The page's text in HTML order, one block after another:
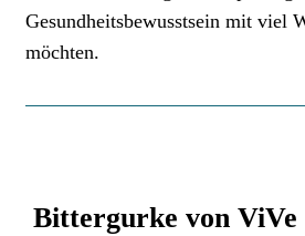
Gesundheitsbewusstsein mit viel
möchten.
Bittergurke von ViVe